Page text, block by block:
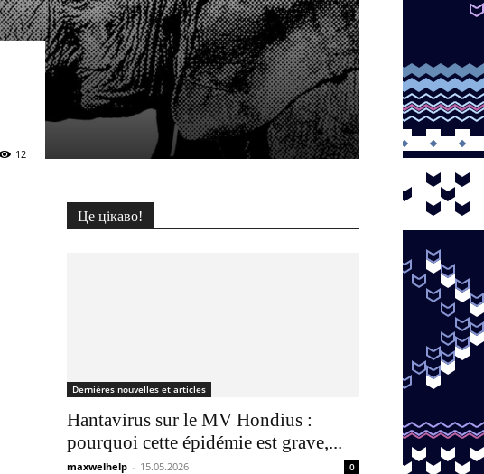
12
Це цікаво!
Dernières nouvelles et articles
Hantavirus sur le MV Hondius :
pourquoi cette épidémie est grave,...
maxwelhelp - 15.05.2026 0